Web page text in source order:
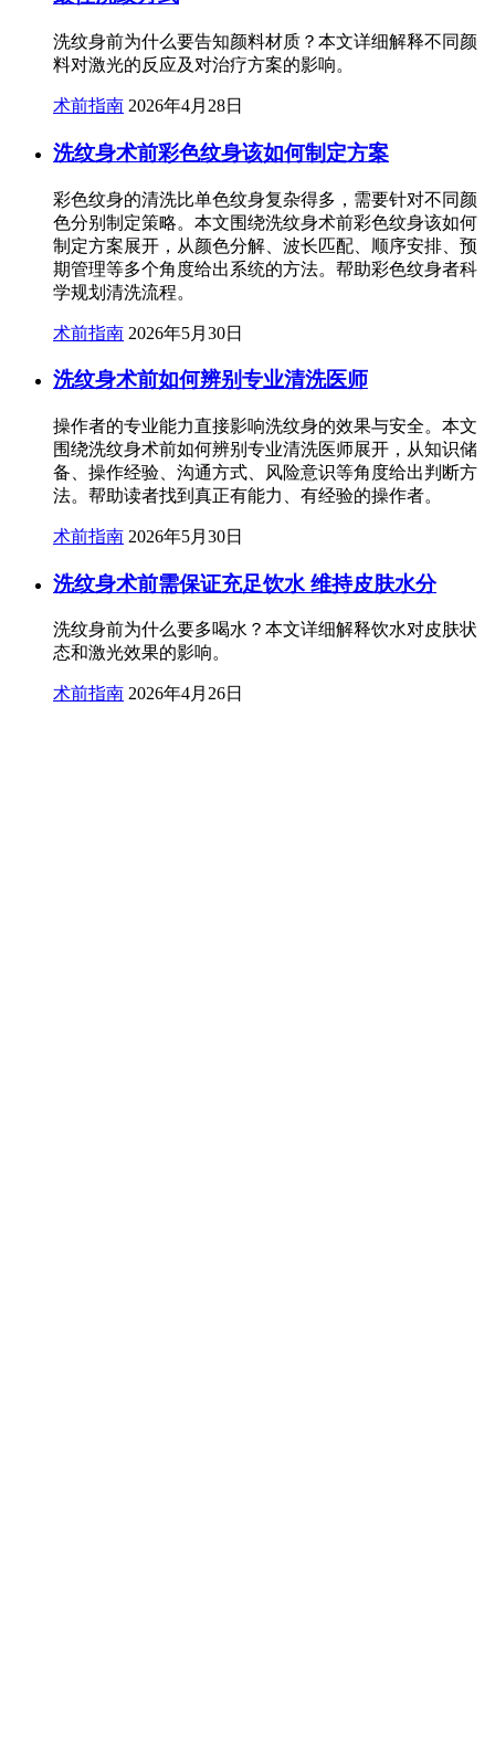
洗纹身前为什么要告知颜料材质？本文详细解释不同颜
料对激光的反应及对治疗方案的影响。
术前指南 2026年4月28日
洗纹身术前彩色纹身该如何制定方案
彩色纹身的清洗比单色纹身复杂得多，需要针对不同颜
色分别制定策略。本文围绕洗纹身术前彩色纹身该如何
制定方案展开，从颜色分解、波长匹配、顺序安排、预
期管理等多个角度给出系统的方法。帮助彩色纹身者科
学规划清洗流程。
术前指南 2026年5月30日
洗纹身术前如何辨别专业清洗医师
操作者的专业能力直接影响洗纹身的效果与安全。本文
围绕洗纹身术前如何辨别专业清洗医师展开，从知识储
备、操作经验、沟通方式、风险意识等角度给出判断方
法。帮助读者找到真正有能力、有经验的操作者。
术前指南 2026年5月30日
洗纹身术前需保证充足饮水 维持皮肤水分
洗纹身前为什么要多喝水？本文详细解释饮水对皮肤状
态和激光效果的影响。
术前指南 2026年4月26日